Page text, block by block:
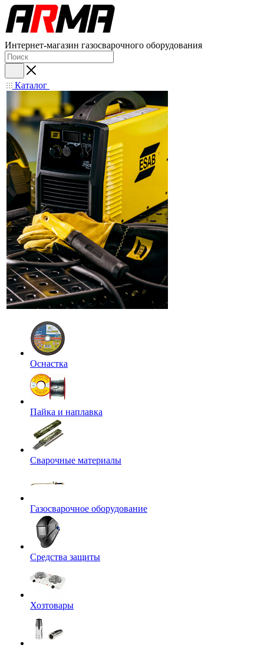
Интернет-магазин газосварочного оборудования
Каталог
Оснастка
Пайка и наплавка
Сварочные материалы
Газосварочное оборудование
Средства защиты
Хозтовары